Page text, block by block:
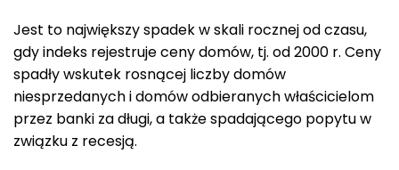
Jest to największy spadek w skali rocznej od czasu,
gdy indeks rejestruje ceny domów, tj. od 2000 r. Ceny
spadły wskutek rosnącej liczby domów
niesprzedanych i domów odbieranych właścicielom
przez banki za długi, a także spadającego popytu w
związku z recesją.